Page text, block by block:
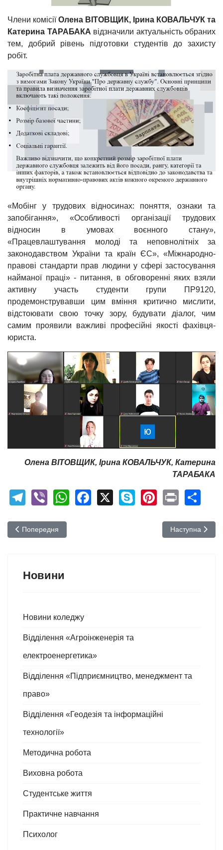
Члени комісіїОлена ВІТОВЩИК, Ірина КОВАЛЬЧУК та
Катерина ТАРАБАКА відзначили актуальність обраних
тем, добрий рівень підготовки студентів до захисту
робіт.
«Мобінг у трудових відносинах: поняття, ознаки та
запобігання», «Особливості організації трудових
відносин в умовах воєнного стану»,
«Працевлаштування молоді та неповнолітніх за
законодавством України та країн ЄС», «Міжнародно-
правові стандарти прав людини у сфері застосування
найманої праці» - питання, в обговоренні яких взяли
активну участь студенти групи ПР9120,
продемонструвавши цим вміння критично мислити,
відстоювати свою точку зору, будувати діалог, чим
самим проявили важливі професійні якості фахівця-
юриста.
Олена ВІТОВЩИК, Ірина КОВАЛЬЧУК, Катерина
ТАРАБАКА
Telegram
ViberWhatsApp
Facebook
X SkypePinterest
Print
Попередня стаття: Розширення горизонтів та особистісний
Попередня Наступна
Наступна
Новини
Новини коледжу
Відділення «Агроінженерія та
електроенергетика»
Відділення «Підприємництво, менеджмент та
право»
Відділення «Геодезія та інформаційні
технології»
Методична робота
Виховна робота
Студентське життя
Практичне навчання
Психолог